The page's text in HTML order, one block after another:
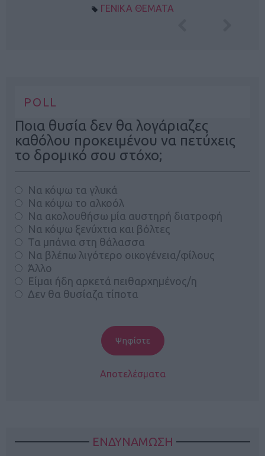
ΓΕΝΙΚΑ ΘΕΜΑΤΑ
POLL
Ποια θυσία δεν θα λογάριαζες
καθόλου προκειμένου να πετύχεις
το δρομικό σου στόχο;
Να κόψω τα γλυκά
Να κόψω το αλκοόλ
Να ακολουθήσω μία αυστηρή διατροφή
Να κόψω ξενύχτια και βόλτες
Τα μπάνια στη θάλασσα
Να βλέπω λιγότερο οικογένεια/φίλους
Άλλο
Είμαι ήδη αρκετά πειθαρχημένος/η
Δεν θα θυσίαζα τίποτα
Αποτελέσματα
ΕΝΔΥΝΑΜΩΣΗ